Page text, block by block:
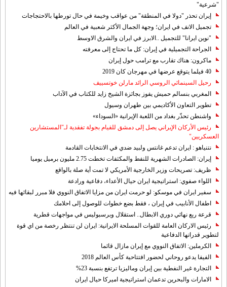
"شرعية"
إيران تحذر "دولا في المنطقة" من عواقب وخيمة في حال تورطها بالاحتجاجات
تجميل الانف في ايران؛ وجهة الجمال الأكثر شعبية في العالم
"نوين ايرانا" للتجميل ..الابرز في ايران والشرق الاوسط
الجراحة التجميلية في إيران: كل ما تحتاج إلى معرفته
ماكرون: هناك تقارب مع ترامب حول إيران
40 فيلما يتوقع عرضها في مهرجان كان 2019
رحيل السينمائي الروسي الرائد مارلن خوتسييف
المغربي بنسالم حميش يفوز بجائزة الشيخ زايد للكتاب في الآداب
تطوير التعاون الأكاديمي بين طهران وسيول
واشنطن تحذّر بغداد من اللعبة الإيرانية «السوداء»
رئيس الأركان الإيراني يصل إلى دمشق للقيام بجولة تفقدية لـ"المستشارين
العسكريين"
نتنياهو : ايران تدعم غانتس ولبيد ضدي في الانتخابات القادمة
إيران: الصادرات الشهریة للنفط والمكثفات تخطت 2.75 مليون برميل يوميا
ظريف: تصريحات وزير الخارجية الأمريكي لا تمت أية صلة بالواقع
اللواء صفوي: استراتيجية ايران حيال الأعداء، دفاعية ورادعة
سفير ايران في موسكو: لو حرمت ايران من مزايا الاتفاق النووي فلا مبرر لبقائها فيه
اطفال الأنابيب في إيران ، فقط بضع خطوات للوصول إلى احلامك
قرعة ربع نهائي دوري الابطال.. استقلال وبرسبوليس في مواجهات قطرية
رئيس الاركان العامة للقوات المسلحة الايرانية: ايران لن تنتظر رخصة من اي قوة
لتطوير قدراتها الدفاعية
الكرملين: الاتفاق النووي مع إيران مازال قائما
الفيفا يدعو روحاني لحضور افتتاحية كأس العالم 2018
التجارة غیر النفطیة بین إیران ومالیزیا ترتفع بنسبة 23%
الامارات والبحرين تدعمان استراتيجية اميركا حيال ايران